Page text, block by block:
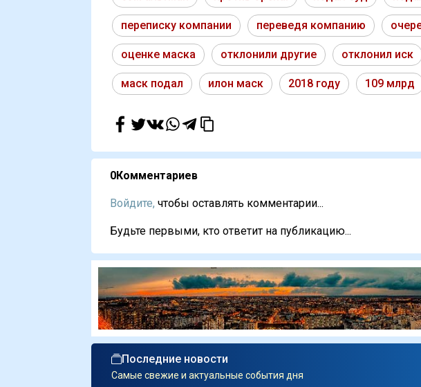
переписку компании переведя компанию
оценке маска отклонили другие отклонил иск
маск подал илон маск 2018 году 109 млрд
0Комментариев
Войдите, чтобы оставлять комментарии...
Будьте первыми, кто ответит на публикацию...
Последние новости
Самые свежие и актуальные события дня